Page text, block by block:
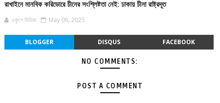
রাখাইনে মানবিক করিডোরে চীনের সংশ্লিষ্টতা নেই: ঢাকায় চীনা রাষ্ট্রদূত
একুশে মিডিয়া May 08, 2025
BLOGGER DISQUS FACEBOOK
NO COMMENTS:
POST A COMMENT